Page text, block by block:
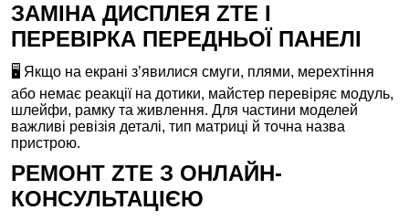
ЗАМІНА ДИСПЛЕЯ ZTE І
ПЕРЕВІРКА ПЕРЕДНЬОЇ ПАНЕЛІ
🖥️ Якщо на екрані з’явилися смуги, плями, мерехтіння
або немає реакції на дотики, майстер перевіряє модуль,
шлейфи, рамку та живлення. Для частини моделей
важливі ревізія деталі, тип матриці й точна назва
пристрою.
РЕМОНТ ZTE З ОНЛАЙН-
КОНСУЛЬТАЦІЄЮ